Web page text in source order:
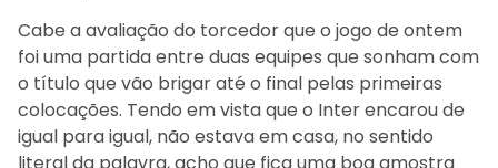
Cabe a avaliação do torcedor que o jogo de ontem
foi uma partida entre duas equipes que sonham com
o título que vão brigar até o final pelas primeiras
colocações. Tendo em vista que o Inter encarou de
igual para igual, não estava em casa, no sentido
literal da palavra, acho que fica uma boa amostra